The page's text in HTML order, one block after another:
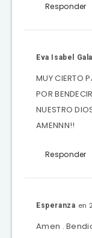
Responder
Eva Isabel
MUY CIERTO
POR
NUESTRO
AMENNN!!
Responder
Esperanza en
Amen .